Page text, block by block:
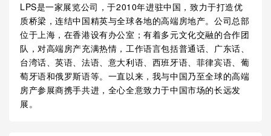
LPS是一家展览公司，于2010年进驻中国，致力于打造优
质桥梁，连结中国精英与全球各地的高端房地产。公司总部
位于上海，在香港设有办公室；有着多元文化交融的合作团
队，对高端房产充满热情，工作语言包括普通话、广东话、
台湾话、英语、法语、意大利语、西班牙语、菲律宾语、葡
萄牙语和俄罗斯语等。一直以来，我与中国乃至全球的高端
房产参展商携手共进，全心全意致力于中国市场的长远发
展。